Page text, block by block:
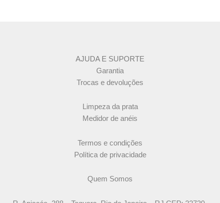
AJUDA E SUPORTE
Garantia
Trocas e devoluções
Limpeza da prata
Medidor de anéis
Termos e condições
Política de privacidade
Quem Somos